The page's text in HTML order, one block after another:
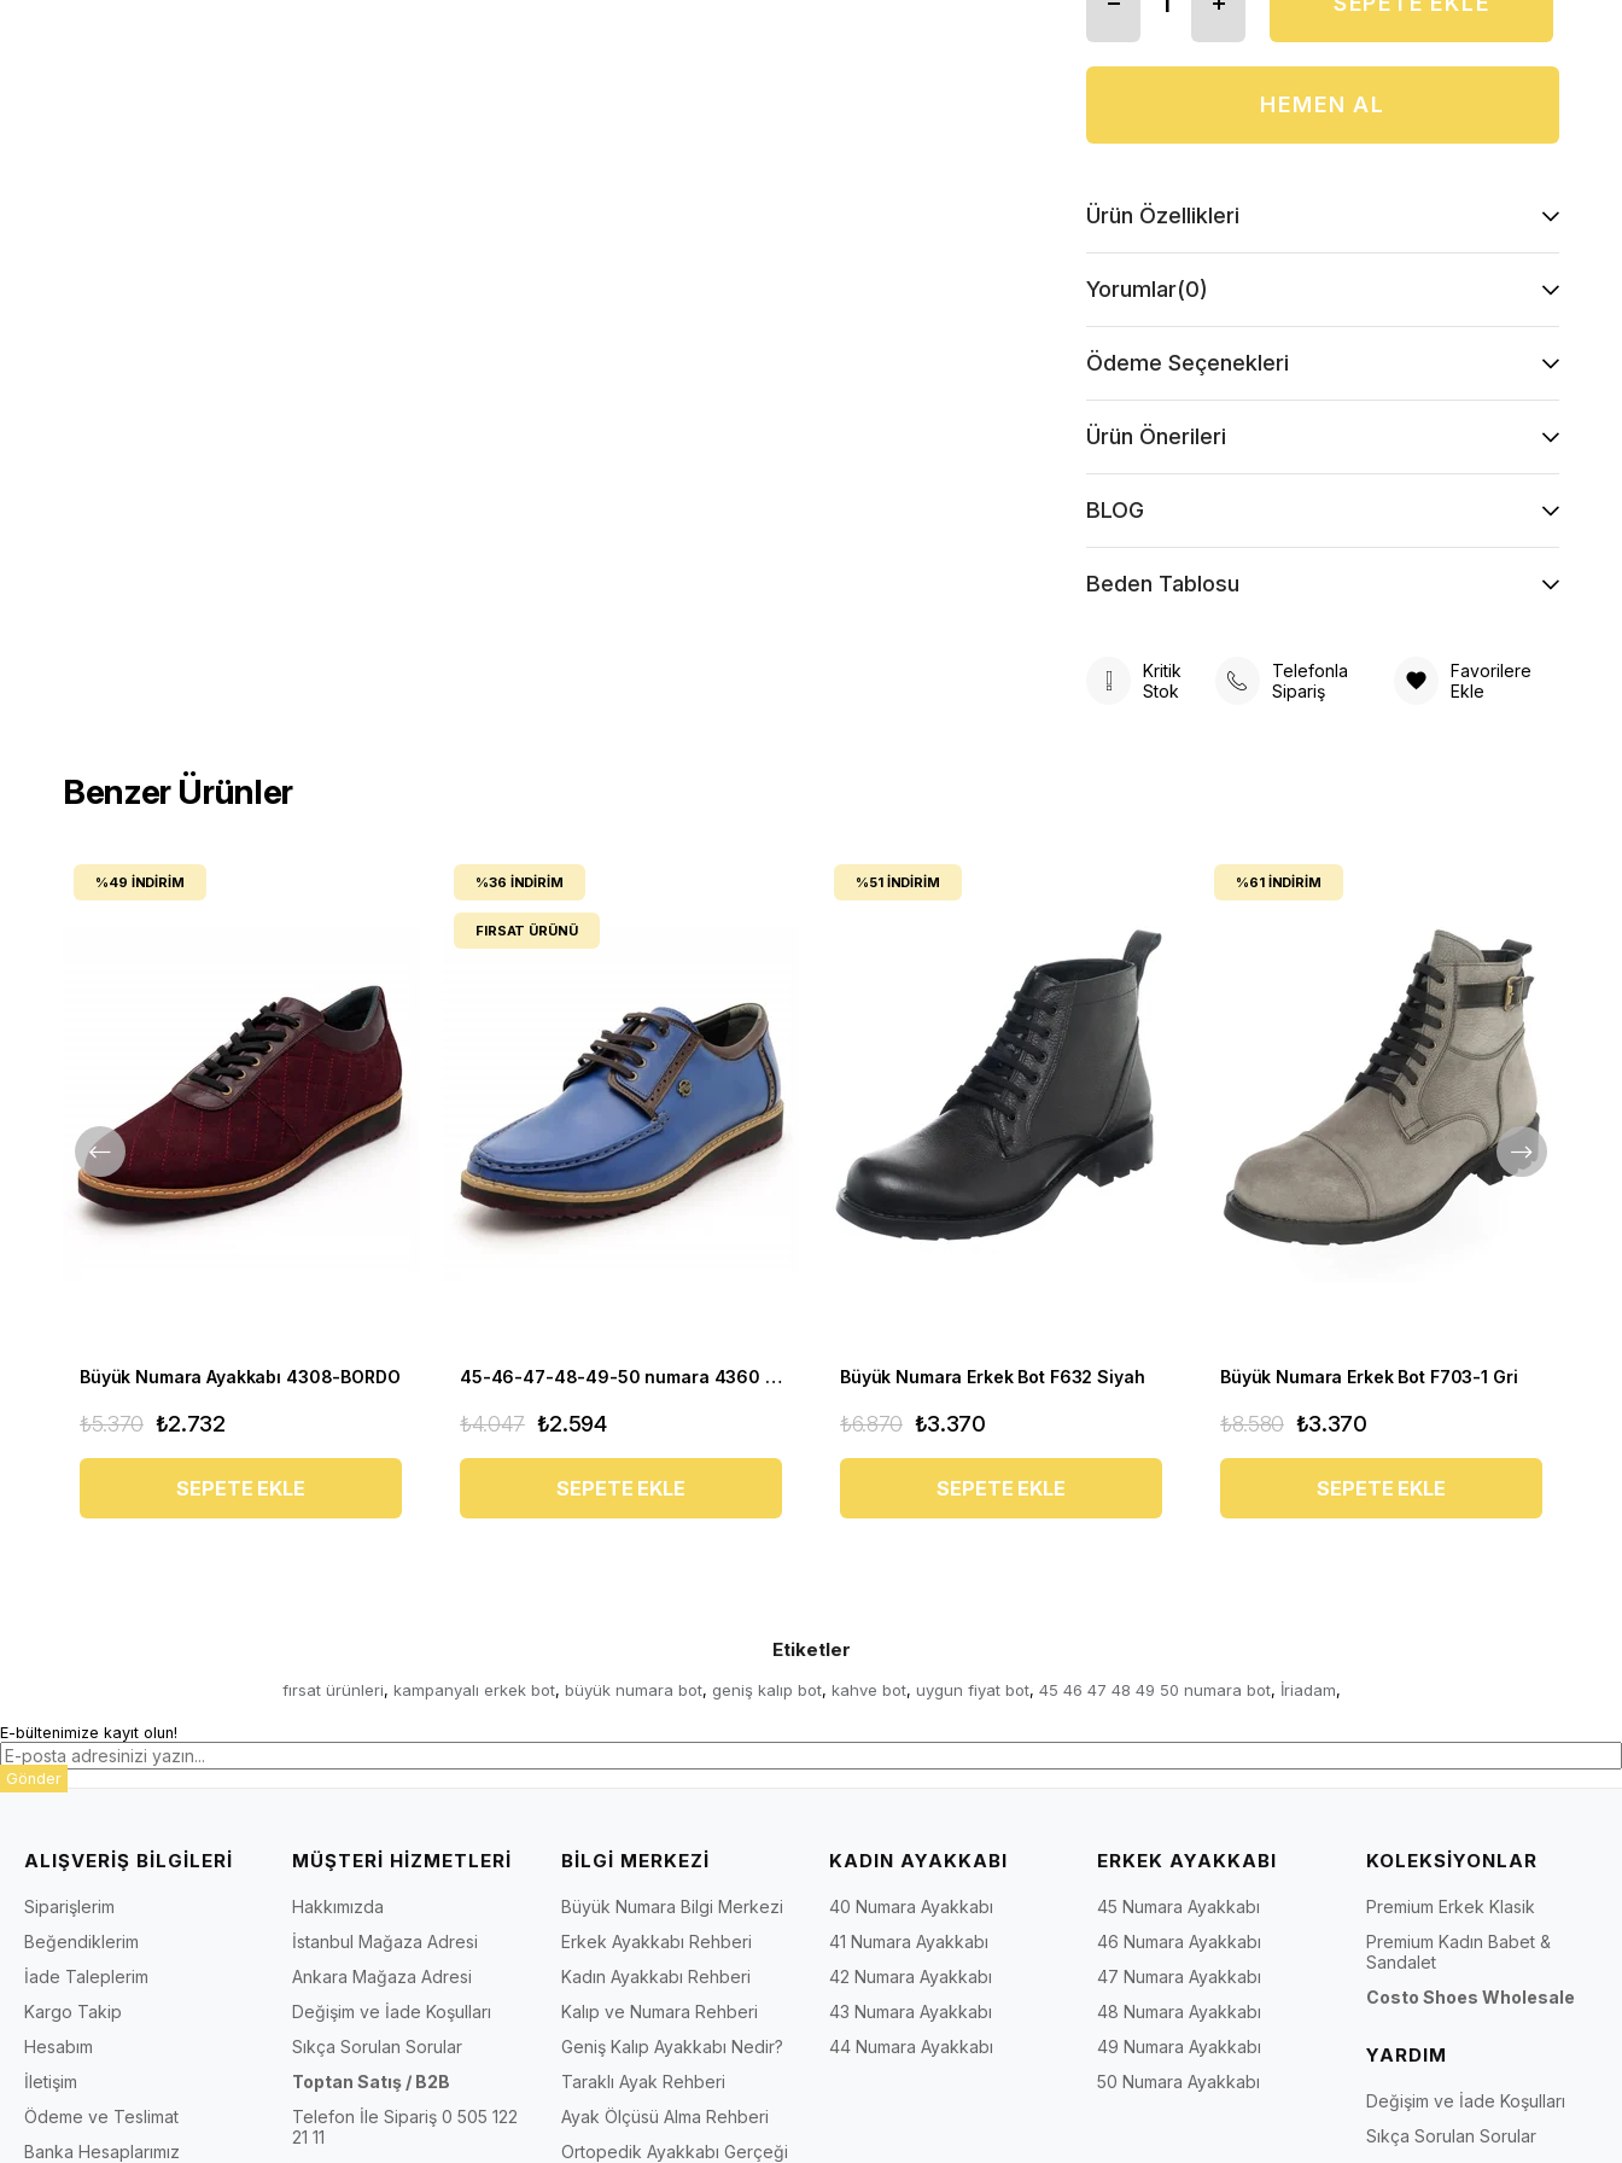
Ürün Özellikleri
Yorumlar(0)
Ödeme Seçenekleri
Ürün Önerileri
BLOG
Beden Tablosu
Kritik
Stok
Telefonla
Sipariş
Favorilere
Ekle
Benzer Ürünler
Büyük Numara Ayakkabı 4308-BORDO
₺2.732
₺5.370
SEPETE EKLE
%49 İNDIRIM
45-46-47-48-49-50 numara 4360 EVA Mavi Büyük Numara Ayakkabı
₺2.594
₺4.047
SEPETE EKLE
%36 İNDIRIM
FIRSAT ÜRÜNÜ
Büyük Numara Erkek Bot F632 Siyah
₺3.370
₺6.870
SEPETE EKLE
%51 İNDIRIM
Büyük Numara Erkek Bot F703-1 Gri
₺3.370
₺8.580
SEPETE EKLE
%61 İNDIRIM
Etiketler
fırsat ürünleri, kampanyalı erkek bot, büyük numara bot, geniş kalıp bot, kahve bot, uygun fiyat bot, 45 46 47 48 49 50 numara bot, İriadam,
E-bültenimize kayıt olun!
Gönder
ALIŞVERİŞ BİLGİLERİ
Siparişlerim
Beğendiklerim
İade Taleplerim
Kargo Takip
Hesabım
İletişim
Ödeme ve Teslimat
Banka Hesaplarımız
MÜŞTERİ HİZMETLERİ
Hakkımızda
İstanbul Mağaza Adresi
Ankara Mağaza Adresi
Değişim ve İade Koşulları
Sıkça Sorulan Sorular
Toptan Satış / B2B
Telefon İle Sipariş 0 505 122
21 11
BİLGİ MERKEZİ
Büyük Numara Bilgi Merkezi
Erkek Ayakkabı Rehberi
Kadın Ayakkabı Rehberi
Kalıp ve Numara Rehberi
Geniş Kalıp Ayakkabı Nedir?
Taraklı Ayak Rehberi
Ayak Ölçüsü Alma Rehberi
Ortopedik Ayakkabı Gerçeği
KADIN AYAKKABI
40 Numara Ayakkabı
41 Numara Ayakkabı
42 Numara Ayakkabı
43 Numara Ayakkabı
44 Numara Ayakkabı
ERKEK AYAKKABI
45 Numara Ayakkabı
46 Numara Ayakkabı
47 Numara Ayakkabı
48 Numara Ayakkabı
49 Numara Ayakkabı
50 Numara Ayakkabı
KOLEKSİYONLAR
Premium Erkek Klasik
Premium Kadın Babet &
Sandalet
Costo Shoes Wholesale
YARDIM
Değişim ve İade Koşulları
Sıkça Sorulan Sorular